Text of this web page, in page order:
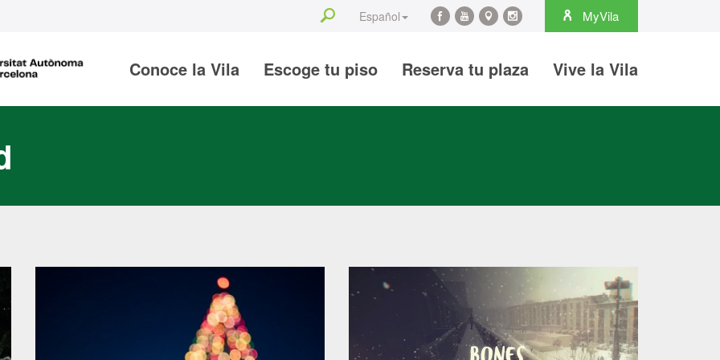
MyVila
FacebookYouTubeMapsInstagram
Español
Search
Conoce la Vila Escoge tu piso Reserva tu plaza Vive la Vila